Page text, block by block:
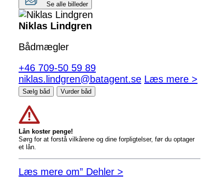
Se alle billeder
Niklas Lindgren
Bådmægler
+46 709-50 59 89
niklas.lindgren@batagent.se Læs mere >
Sælg båd Vurder båd
Lån koster penge!
Sørg for at forstå vilkårene og dine forpligtelser, før du optager
et lån.
Læs mere om” Dehler >